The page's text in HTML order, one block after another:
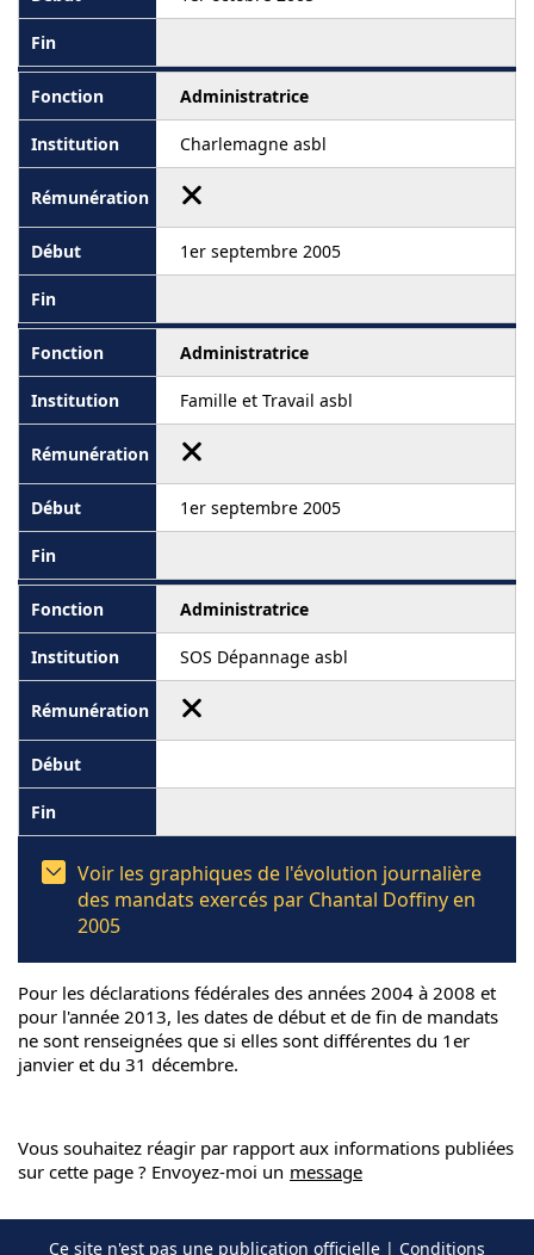
Administratrice
Charlemagne asbl
1er septembre 2005
Administratrice
Famille et Travail asbl
1er septembre 2005
Administratrice
SOS Dépannage asbl
Voir les graphiques de l'évolution journalière
des mandats exercés par Chantal Doffiny en
2005
Pour les déclarations fédérales des années 2004 à 2008 et
pour l'année 2013, les dates de début et de fin de mandats
ne sont renseignées que si elles sont différentes du 1er
janvier et du 31 décembre.
Vous souhaitez réagir par rapport aux informations publiées
sur cette page ? Envoyez-moi un message
Ce site n'est pas une publication officielle | Conditions